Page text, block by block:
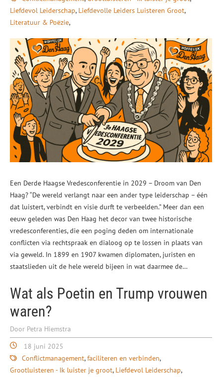
Liefdevol Leiderschap Liefdevolle Leiders Luisteren Groot
Literatuur & Poëzie
Een Derde Haagse Vredesconferentie in 2029 – Droom van Den
Haag? “De wereld verlangt naar een ander type leiderschap – één
dat luistert, verbindt en visie durft te verbeelden.” Meer dan een
eeuw geleden was Den Haag het decor van twee historische
vredesconferenties, die een poging deden om internationale
conflicten via rechtspraak en dialoog op te lossen in plaats van
via geweld. In 1899 en 1907 kwamen diplomaten, juristen en
staatslieden uit de hele wereld bijeen in wat daarmee de…
Wat als Poetin en Trump vrouwen
waren?
Door Petra Hiemstra
18 juni 2025
Conflictmanagement faciliteren en verbinden
Grootluisteren - Ik luister je groot Liefdevol Leiderschap